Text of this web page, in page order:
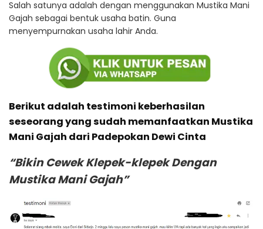
Salah satunya adalah dengan menggunakan Mustika Mani
Gajah sebagai bentuk usaha batin. Guna
menyempurnakan usaha lahir Anda.
Berikut adalah testimoni keberhasilan
seseorang yang sudah memanfaatkan Mustika
Mani Gajah dari Padepokan Dewi Cinta
“Bikin Cewek Klepek-klepek Dengan
Mustika Mani Gajah”